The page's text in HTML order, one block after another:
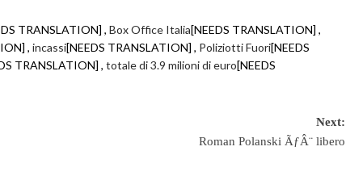
TRANSLATION] , Box Office Italia[NEEDS TRANSLATION] ,
, incassi[NEEDS TRANSLATION] , Poliziotti Fuori[NEEDS
TRANSLATION] , totale di 3.9 milioni di euro[NEEDS
Next:
Roman Polanski ÃƒÂ¨ libero